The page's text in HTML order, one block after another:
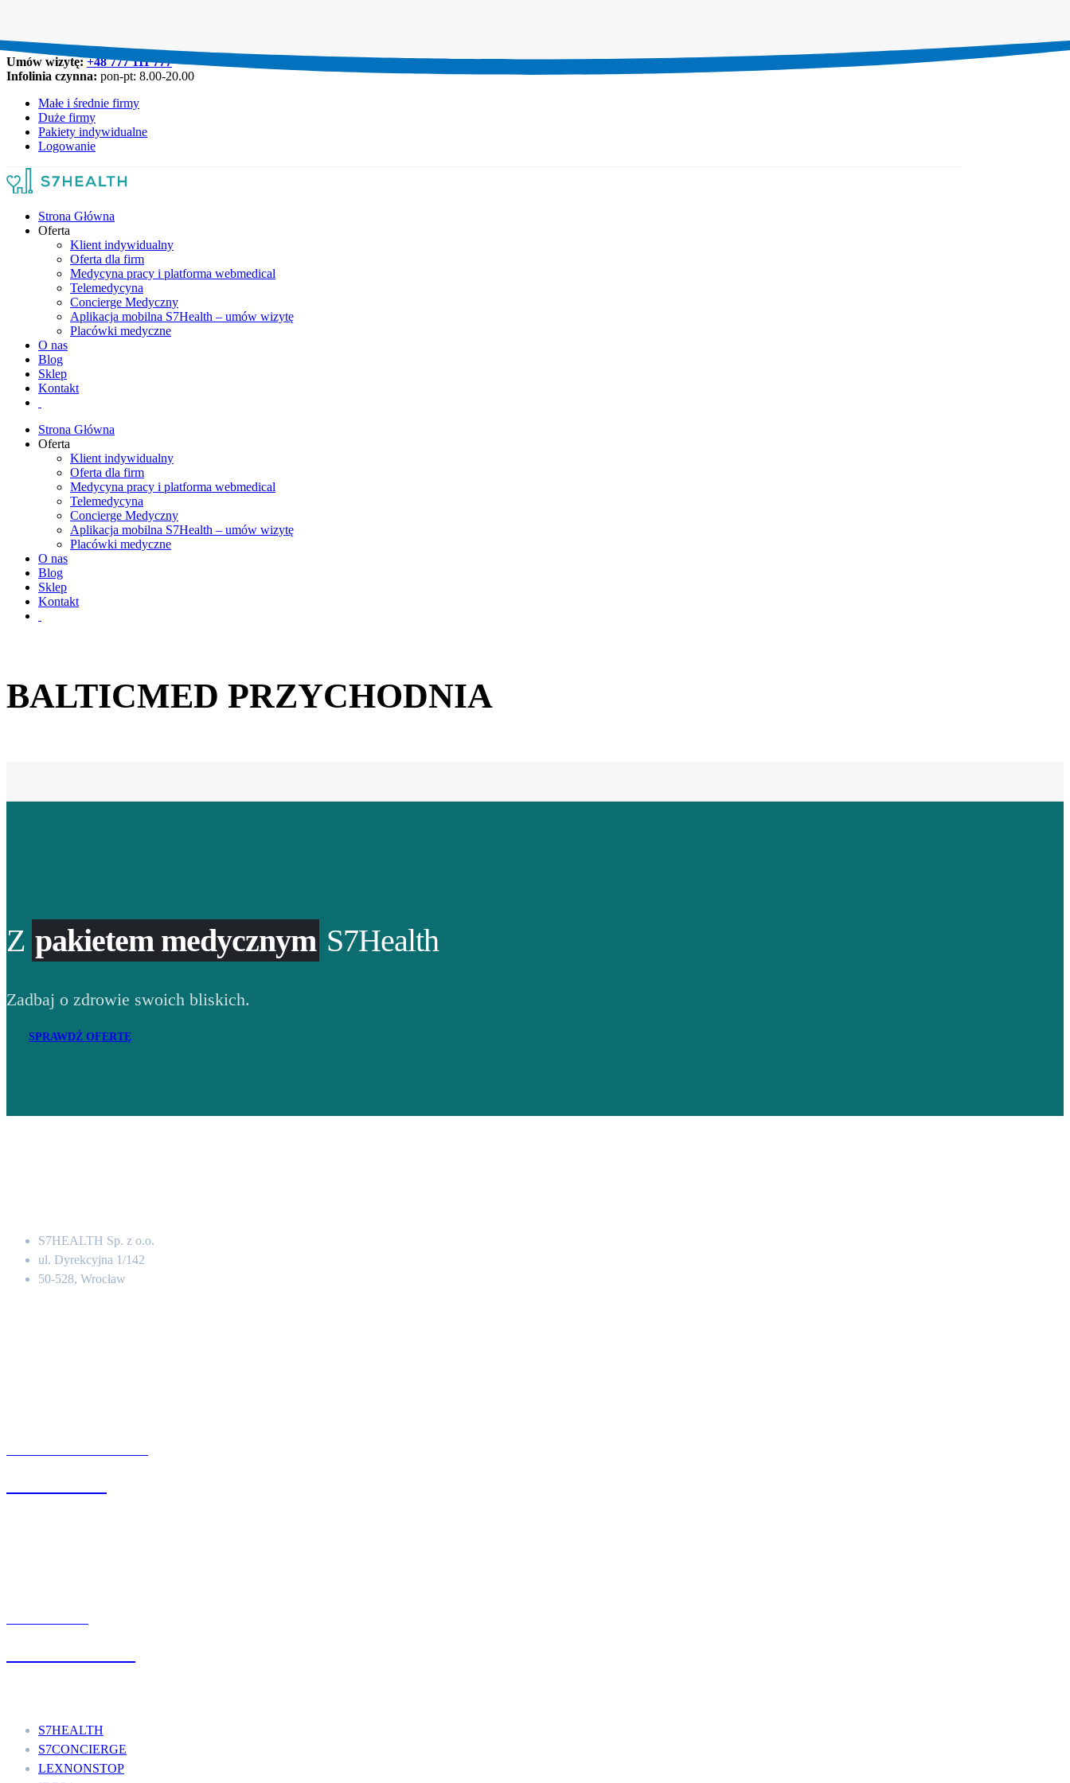
Umów wizytę:+48 777 111 777
Infolinia czynna: pon-pt: 8.00-20.00
Małe i średnie firmy
Duże firmy
Pakiety indywidualne
Logowanie
Strona Główna
Oferta
Klient indywidualny
Oferta dla firm
Medycyna pracy i platforma webmedical
Telemedycyna
Concierge Medyczny
Aplikacja mobilna S7Health – umów wizytę
Placówki medyczne
O nas
Blog
Sklep
Kontakt
Strona Główna
Oferta
Klient indywidualny
Oferta dla firm
Medycyna pracy i platforma webmedical
Telemedycyna
Concierge Medyczny
Aplikacja mobilna S7Health – umów wizytę
Placówki medyczne
O nas
Blog
Sklep
Kontakt
BALTICMED PRZYCHODNIA
Z pakietem medycznym S7Health
Zadbaj o zdrowie swoich bliskich.
SPRAWDŹ OFERTĘ
S7HEALTH Sp. z o.o.
ul. Dyrekcyjna 1/142
50-528, Wrocław
S7HEALTH
S7CONCIERGE
LEXNONSTOP